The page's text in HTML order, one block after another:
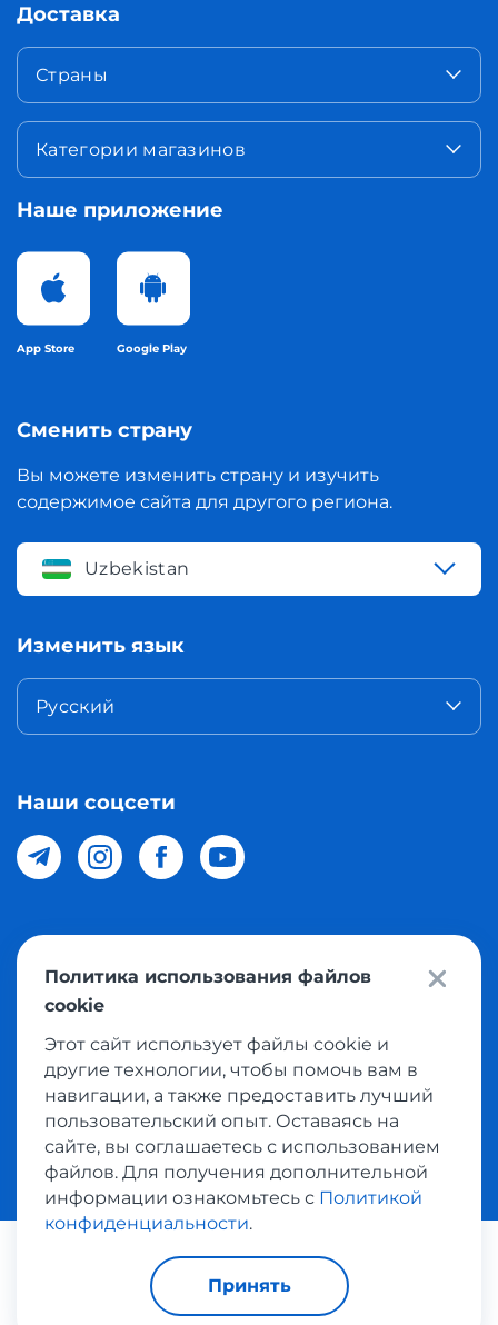
Доставка
Страны
Категории магазинов
Наше приложение
App Store Google Play
Сменить страну
Вы можете изменить страну и изучить
содержимое сайта для другого региона.
Uzbekistan
Изменить язык
Русский
Наши соцсети
© 2026 Meest Shopping доставка покупок с интернет
магазинов мира в Узбекистан. Все права защищены
Политика конфиденциальности
Условия использования сервисом выкупа товаров
Платежные системы:
Политика использования файлов
cookie
Этот сайт использует файлы cookie и
другие технологии, чтобы помочь вам в
навигации, а также предоставить лучший
пользовательский опыт. Оставаясь на
сайте, вы соглашаетесь с использованием
файлов. Для получения дополнительной
информации ознакомьтесь с Политикой
конфиденциальности.
Принять